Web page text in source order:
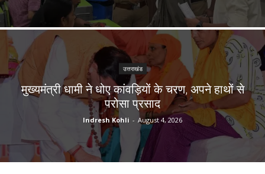
उत्तराखंड
मुख्यमंत्री धामी ने धोए कांवड़ियों के चरण, अपने हाथों से
परोसा प्रसाद
Indresh Kohli - August 4, 2026